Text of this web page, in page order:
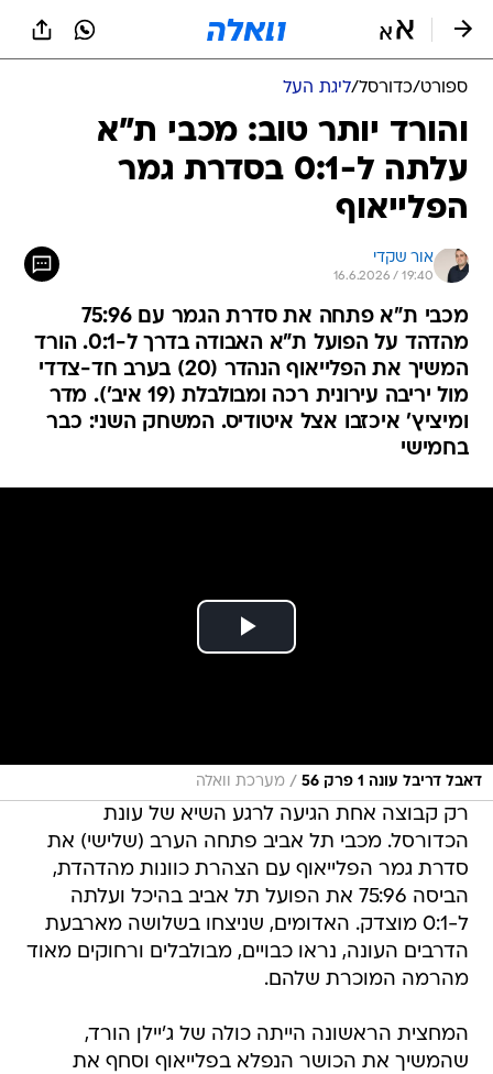
ספורט/כדורסל/ליגת העל
והורד יותר טוב: מכבי ת"א
עלתה ל-0:1 בסדרת גמר
הפלייאוף
אור שקדי
16.6.2026 / 19:40
מכבי ת"א פתחה את סדרת הגמר עם 75:96
מהדהד על הפועל ת"א האבודה בדרך ל-0:1. הורד
המשיך את הפלייאוף הנהדר (20) בערב חד-צדדי
מול יריבה עירונית רכה ומבולבלת (19 איב'). מדר
ומיציץ' איכזבו אצל איטודיס. המשחק השני: כבר
בחמישי
דאבל דריבל עונה 1 פרק 56 / מערכת וואלה
רק קבוצה אחת הגיעה לרגע השיא של עונת
הכדורסל. מכבי תל אביב פתחה הערב (שלישי) את
סדרת גמר הפלייאוף עם הצהרת כוונות מהדהדת,
הביסה 75:96 את הפועל תל אביב בהיכל ועלתה
ל-0:1 מוצדק. האדומים, שניצחו בשלושה מארבעת
הדרבים העונה, נראו כבויים, מבולבלים ורחוקים מאוד
מהרמה המוכרת שלהם.
המחצית הראשונה הייתה כולה של ג'יילן הורד,
שהמשיך את הכושר הנפלא בפלייאוף וסחף את